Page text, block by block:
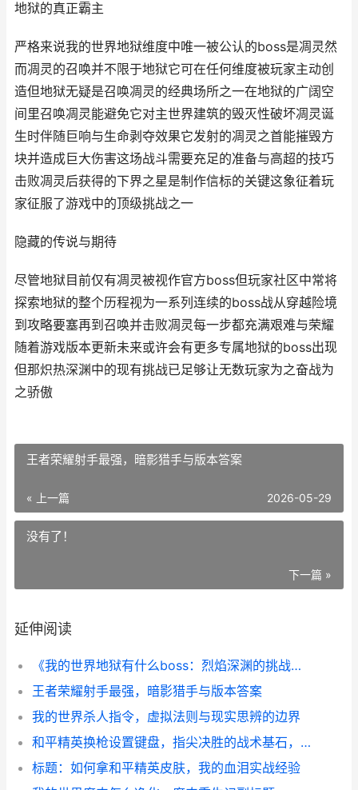
地狱的真正霸主
严格来说我的世界地狱维度中唯一被公认的boss是凋灵然
而凋灵的召唤并不限于地狱它可在任何维度被玩家主动创
造但地狱无疑是召唤凋灵的经典场所之一在地狱的广阔空
间里召唤凋灵能避免它对主世界建筑的毁灭性破坏凋灵诞
生时伴随巨响与生命剥夺效果它发射的凋灵之首能摧毁方
块并造成巨大伤害这场战斗需要充足的准备与高超的技巧
击败凋灵后获得的下界之星是制作信标的关键这象征着玩
家征服了游戏中的顶级挑战之一
隐藏的传说与期待
尽管地狱目前仅有凋灵被视作官方boss但玩家社区中常将
探索地狱的整个历程视为一系列连续的boss战从穿越险境
到攻略要塞再到召唤并击败凋灵每一步都充满艰难与荣耀
随着游戏版本更新未来或许会有更多专属地狱的boss出现
但那炽热深渊中的现有挑战已足够让无数玩家为之奋战为
之骄傲
王者荣耀射手最强，暗影猎手与版本答案
« 上一篇 2026-05-29
没有了！
下一篇 »
延伸阅读
《我的世界地狱有什么boss：烈焰深渊的挑战与荣耀》
王者荣耀射手最强，暗影猎手与版本答案
我的世界杀人指令，虚拟法则与现实思辨的边界
和平精英换枪设置键盘，指尖决胜的战术基石，副标题，精妙操控背后的胜负密码
标题：如何拿和平精英皮肤，我的血泪实战经验